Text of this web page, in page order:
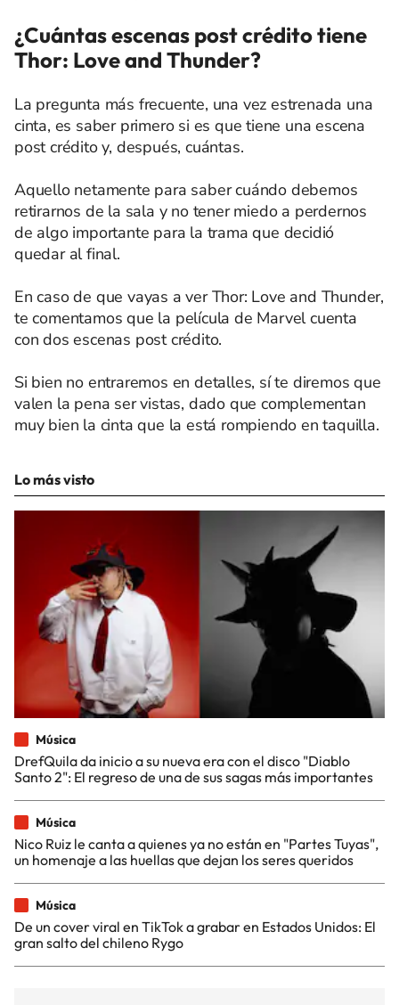
¿Cuántas escenas post crédito tiene
Thor: Love and Thunder?
La pregunta más frecuente, una vez estrenada una
cinta, es saber primero si es que tiene una escena
post crédito y, después, cuántas.
Aquello netamente para saber cuándo debemos
retirarnos de la sala y no tener miedo a perdernos
de algo importante para la trama que decidió
quedar al final.
En caso de que vayas a ver Thor: Love and Thunder,
te comentamos que la película de Marvel cuenta
con dos escenas post crédito.
Si bien no entraremos en detalles, sí te diremos que
valen la pena ser vistas, dado que complementan
muy bien la cinta que la está rompiendo en taquilla.
Lo más visto
Música
DrefQuila da inicio a su nueva era con el disco "Diablo
Santo 2": El regreso de una de sus sagas más importantes
Música
Nico Ruiz le canta a quienes ya no están en "Partes Tuyas",
un homenaje a las huellas que dejan los seres queridos
Música
De un cover viral en TikTok a grabar en Estados Unidos: El
gran salto del chileno Rygo